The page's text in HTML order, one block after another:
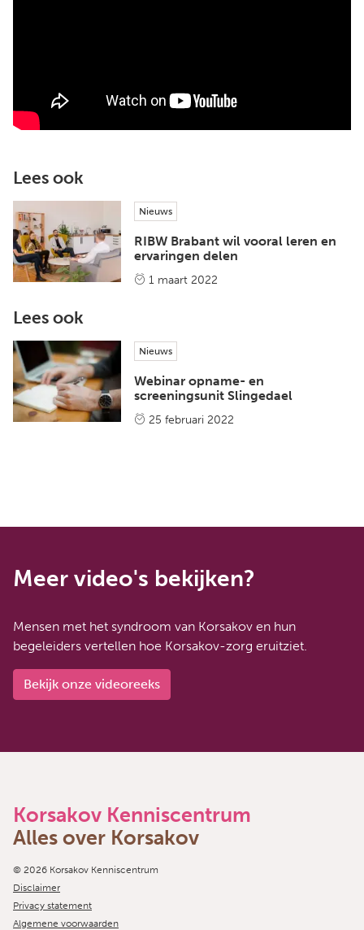
Lees ook
Nieuws
RIBW Brabant wil vooral leren en
ervaringen delen
1 maart 2022
Lees ook
Nieuws
Webinar opname- en
screeningsunit Slingedael
25 februari 2022
Meer video's bekijken?
Mensen met het syndroom van Korsakov en hun
begeleiders vertellen hoe Korsakov-zorg eruitziet.
Bekijk onze videoreeks
Korsakov Kenniscentrum
Alles over Korsakov
Copyright navigation
© 2026 Korsakov Kenniscentrum
Disclaimer
Privacy statement
Algemene voorwaarden